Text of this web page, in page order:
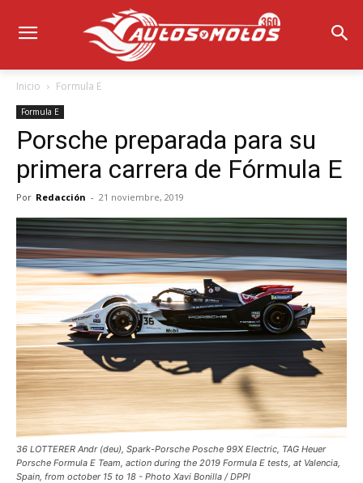
Inicio Formula E
Formula E
Porsche preparada para su
primera carrera de Fórmula E
Por Redacción - 21 noviembre, 2019
36 LOTTERER Andr (deu), Spark-Porsche Posche 99X Electric, TAG Heuer
Porsche Formula E Team, action during the 2019 Formula E tests, at Valencia,
Spain, from october 15 to 18 - Photo Xavi Bonilla / DPPI